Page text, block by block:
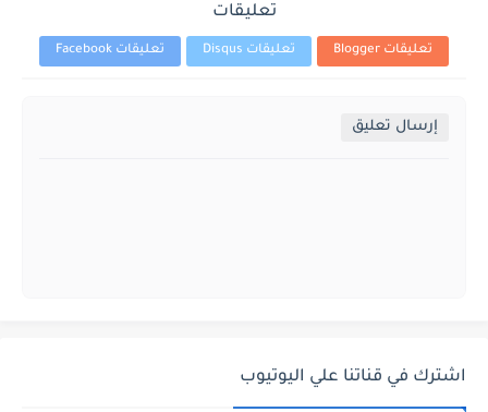
تعليقات
تعليقات Blogger تعليقات Disqus تعليقات Facebook
إرسال تعليق
اشترك في قناتنا علي اليوتيوب